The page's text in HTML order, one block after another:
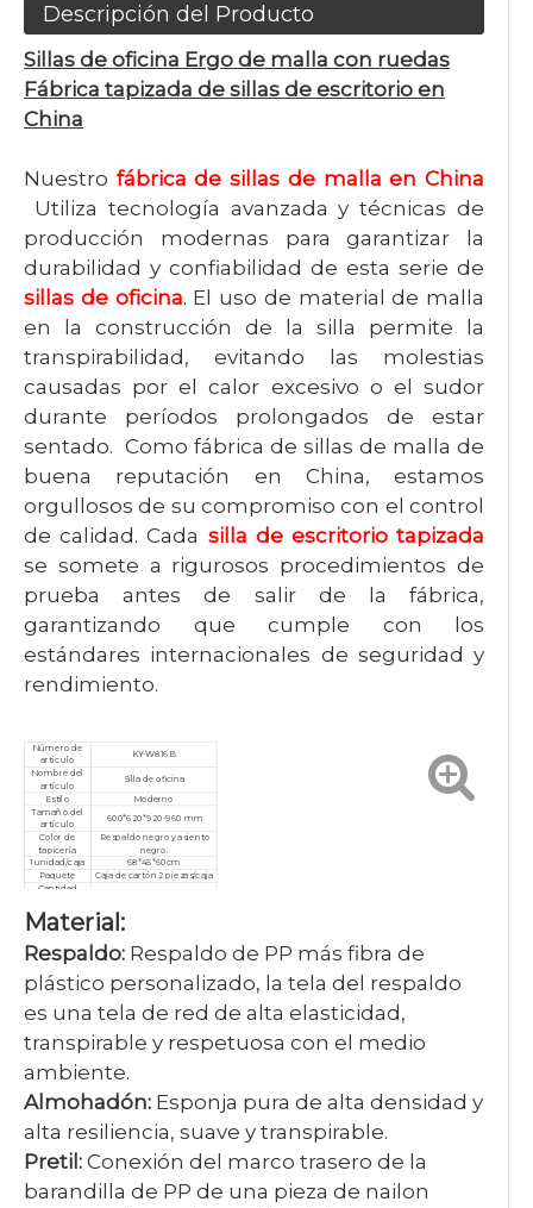
Descripción del Producto
Sillas de oficina Ergo de malla con ruedas
Fábrica tapizada de sillas de escritorio en
China
Nuestro fábrica de sillas de malla en China
Utiliza tecnología avanzada y técnicas de
producción modernas para garantizar la
durabilidad y confiabilidad de esta serie de
sillas de oficina. El uso de material de malla
en la construcción de la silla permite la
transpirabilidad, evitando las molestias
causadas por el calor excesivo o el sudor
durante períodos prolongados de estar
sentado. Como fábrica de sillas de malla de
buena reputación en China, estamos
orgullosos de su compromiso con el control
de calidad. Cada silla de escritorio tapizada
se somete a rigurosos procedimientos de
prueba antes de salir de la fábrica,
garantizando que cumple con los
estándares internacionales de seguridad y
rendimiento.
Número de
artículo
KY-W816B
Nombre del
artículo
Silla de oficina
Estilo
Moderno
Tamaño del
artículo
600*620*920-960 mm
Color de
tapicería
Respaldo negro y asiento
negro.
1 unidad/caja 68*45*60cm
Paquete Caja de cartón 2 piezas/caja
Cantidad
pedido
Garantía
Certificado ISO9001/ISO14001/ISO18001
Material:
Respaldo: Respaldo de PP más fibra de
plástico personalizado, la tela del respaldo
es una tela de red de alta elasticidad,
transpirable y respetuosa con el medio
ambiente.
Almohadón: Esponja pura de alta densidad y
alta resiliencia, suave y transpirable.
Pretil: Conexión del marco trasero de la
barandilla de PP de una pieza de nailon